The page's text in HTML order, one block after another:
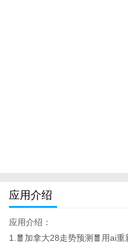
应用介绍
应用介绍：
1.🧧加拿大28走势预测🧧用ai